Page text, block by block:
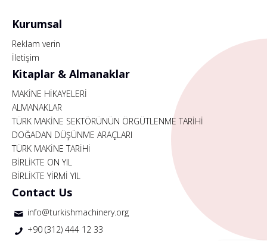
Kurumsal
Reklam verin
İletişim
Kitaplar & Almanaklar
MAKİNE HİKAYELERİ
ALMANAKLAR
TÜRK MAKİNE SEKTÖRÜNÜN ÖRGÜTLENME TARİHİ
DOĞADAN DÜŞÜNME ARAÇLARI
TÜRK MAKİNE TARİHİ
BİRLİKTE ON YIL
BİRLİKTE YİRMİ YIL
Contact Us
info@turkishmachinery.org
+90 (312) 444 12 33